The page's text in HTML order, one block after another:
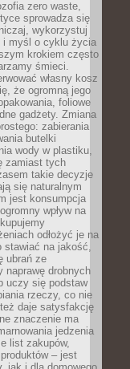
zero waste,
sprowadza się
wykorzystuj
i myśl o cyklu życia
krokiem często
śmieci.
własny kosz
że ogromną jego
foliowe
gadżety. Zmiana
zabierania
butelki
wody w plastiku,
zamiast tych
takie decyzje
się naturalnym
jest konsumpcja
wpływ na
odłożyć je na
stawiać na jakość,
ubrań ze
naprawę drobnych
uczy się podstaw
rzeczy, co nie
daje satysfakcję
znaczenie ma
jedzenia
list zakupów,
– jest